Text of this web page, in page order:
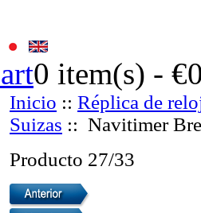
0 item(s) -
Inicio :: Réplica de
Suizas :: Navitimer
Producto 27/33